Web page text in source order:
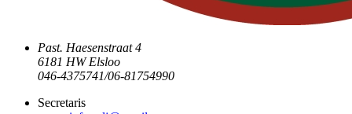
Past. Haesenstraat 4
6181 HW Elsloo
046-4375741/06-81754990
Secretaris